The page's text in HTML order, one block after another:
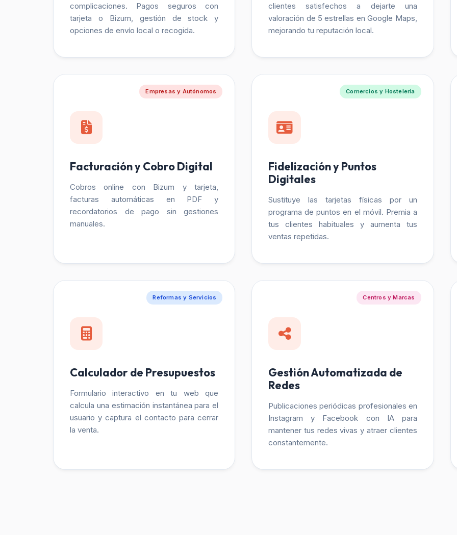
complicaciones. Pagos seguros con
tarjeta o Bizum, gestión de stock y
opciones de envío local o recogida.
clientes satisfechos a dejarte una
valoración de 5 estrellas en Google Maps,
mejorando tu reputación local.
Empresas y Autónomos
Facturación y Cobro Digital
Cobros online con Bizum y tarjeta,
facturas automáticas en PDF y
recordatorios de pago sin gestiones
manuales.
Comercios y Hostelería
Fidelización y Puntos
Digitales
Sustituye las tarjetas físicas por un
programa de puntos en el móvil. Premia a
tus clientes habituales y aumenta tus
ventas repetidas.
Reformas y Servicios
Calculador de Presupuestos
Formulario interactivo en tu web que
calcula una estimación instantánea para el
usuario y captura el contacto para cerrar
la venta.
Centros y Marcas
Gestión Automatizada de
Redes
Publicaciones periódicas profesionales en
Instagram y Facebook con IA para
mantener tus redes vivas y atraer clientes
constantemente.